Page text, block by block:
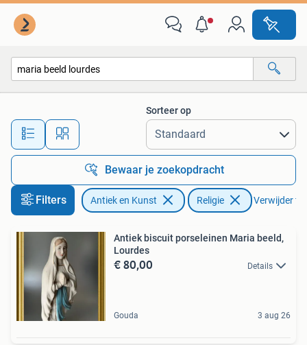
Alle afstanden…
Sorteer op
Bewaar je zoekopdracht
Filters Antiek en Kunst Religie Verwijder
Antiek biscuit porseleinen Maria beeld,
Lourdes
€ 80,00 Details
Gouda 3 aug 26